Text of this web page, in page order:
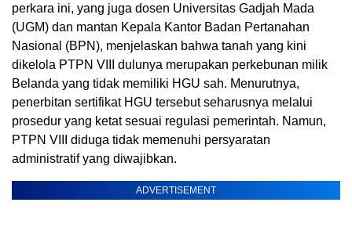
perkara ini, yang juga dosen Universitas Gadjah Mada
(UGM) dan mantan Kepala Kantor Badan Pertanahan
Nasional (BPN), menjelaskan bahwa tanah yang kini
dikelola PTPN VIII dulunya merupakan perkebunan milik
Belanda yang tidak memiliki HGU sah. Menurutnya,
penerbitan sertifikat HGU tersebut seharusnya melalui
prosedur yang ketat sesuai regulasi pemerintah. Namun,
PTPN VIII diduga tidak memenuhi persyaratan
administratif yang diwajibkan.
ADVERTISEMENT